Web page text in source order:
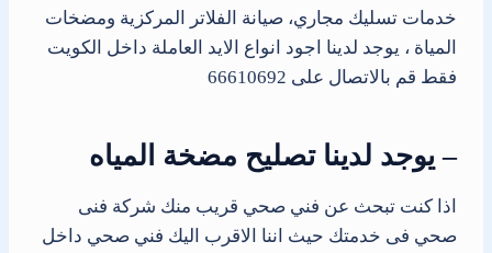
خدمات تسليك مجاري، صيانة الفلاتر المركزية ومضخات
المياة ، يوجد لدينا اجود انواع الايد العاملة داخل الكويت
فقط قم بالاتصال على 66610692
– يوجد لدينا تصليح مضخة المياه
اذا كنت تبحث عن فني صحي قريب منك شركة فنى
صحي فى خدمتك حيث اننا الاقرب اليك فني صحي داخل